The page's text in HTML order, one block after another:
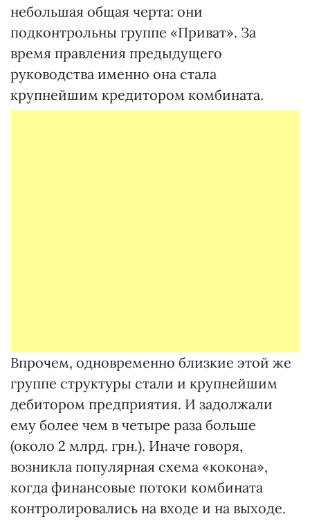
небольшая общая черта: они
подконтрольны группе «Приват». За
время правления предыдущего
руководства именно она стала
крупнейшим кредитором комбината.
Впрочем, одновременно близкие этой же
группе структуры стали и крупнейшим
дебитором предприятия. И задолжали
ему более чем в четыре раза больше
(около 2 млрд. грн.). Иначе говоря,
возникла популярная схема «кокона»,
когда финансовые потоки комбината
контролировались на входе и на выходе.